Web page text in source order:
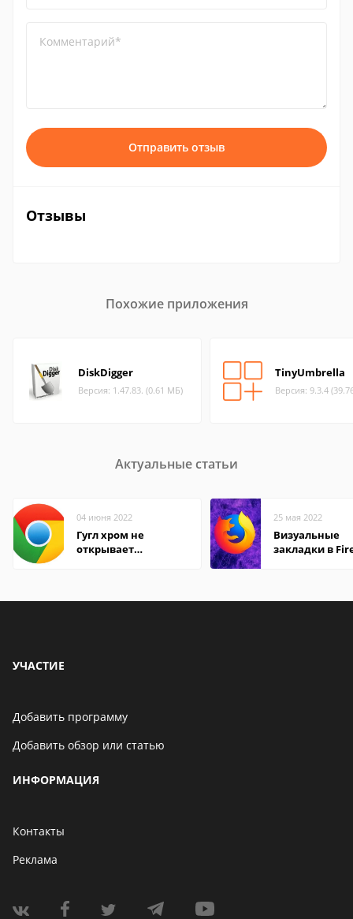
Комментарий*
Отправить отзыв
Отзывы
Похожие приложения
DiskDigger
Версия: 1.47.83. (0.61 МБ)
TinyUmbrella
Версия: 9.3.4
Актуальные статьи
04 июня 2022
Гугл хром не
открывает
25 мая 2022
Визуальные
закладки в
УЧАСТИЕ
Добавить программу
Добавить обзор или статью
ИНФОРМАЦИЯ
Контакты
Реклама